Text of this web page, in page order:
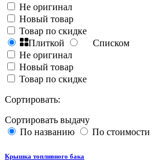
Не оригинал
Новый товар
Товар по скидке
Плиткой
Списком
Не оригинал
Новый товар
Товар по скидке
Сортировать:
Сортировать выдачу
По названию
По стоимости
Крышка топливного бака